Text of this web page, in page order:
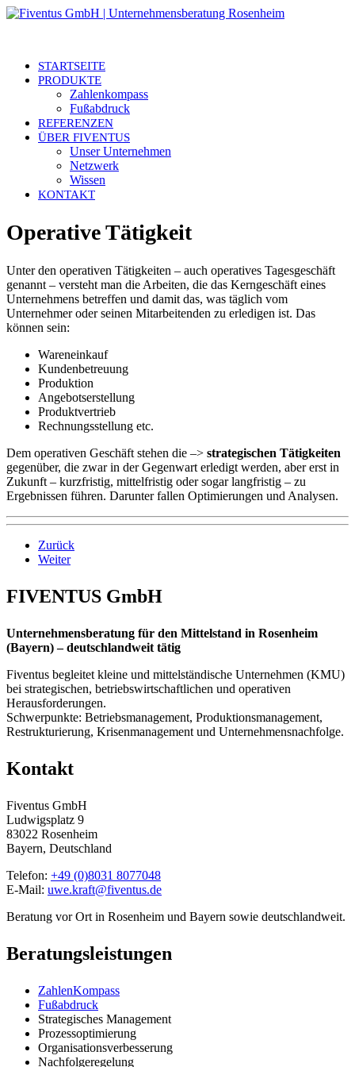
STARTSEITE
PRODUKTE
Zahlenkompass
Fußabdruck
REFERENZEN
ÜBER FIVENTUS
Unser Unternehmen
Netzwerk
Wissen
KONTAKT
Operative Tätigkeit
Unter den operativen Tätigkeiten – auch operatives Tagesgeschäft
genannt – versteht man die Arbeiten, die das Kerngeschäft eines
Unternehmens betreffen und damit das, was täglich vom
Unternehmer oder seinen Mitarbeitenden zu erledigen ist. Das
können sein:
Wareneinkauf
Kundenbetreuung
Produktion
Angebotserstellung
Produktvertrieb
Rechnungsstellung etc.
Dem operativen Geschäft stehen die –> strategischen Tätigkeiten
gegenüber, die zwar in der Gegenwart erledigt werden, aber erst in
Zukunft – kurzfristig, mittelfristig oder sogar langfristig – zu
Ergebnissen führen. Darunter fallen Optimierungen und Analysen.
Zurück
Weiter
FIVENTUS GmbH
Unternehmensberatung für den Mittelstand in Rosenheim
(Bayern) – deutschlandweit tätig
Fiventus begleitet kleine und mittelständische Unternehmen (KMU)
bei strategischen, betriebswirtschaftlichen und operativen
Herausforderungen.
Schwerpunkte: Betriebsmanagement, Produktionsmanagement,
Restrukturierung, Krisenmanagement und Unternehmensnachfolge.
Kontakt
Fiventus GmbH
Ludwigsplatz 9
83022 Rosenheim
Bayern, Deutschland
Telefon: +49 (0)8031 8077048
E-Mail: uwe.kraft@fiventus.de
Beratung vor Ort in Rosenheim und Bayern sowie deutschlandweit.
Beratungsleistungen
ZahlenKompass
Fußabdruck
Strategisches Management
Prozessoptimierung
Organisationsverbesserung
Nachfolgeregelung